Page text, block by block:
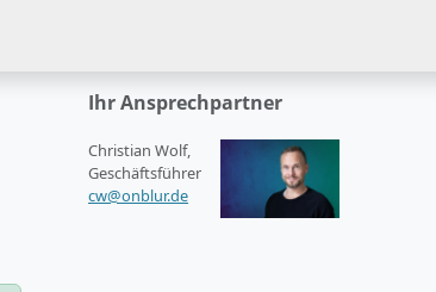
Ihr Ansprechpartner
Christian Wolf,
Geschäftsführer
cw@onblur.de